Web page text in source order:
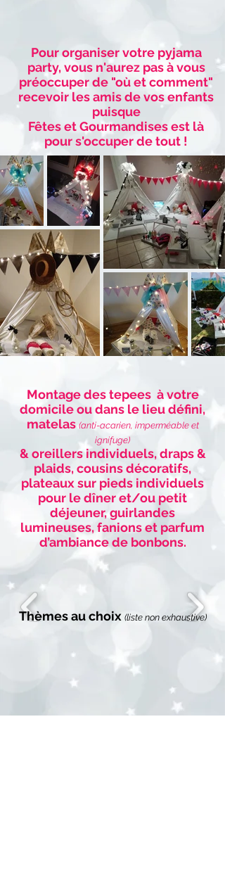
Pour organiser votre pyjama
party, vous n'aurez pas à vous
préoccuper de "où et comment"
recevoir les amisde vos enfants
puisque
Fêtes et Gourmandisesest là
pour s'occuper de tout !
Montage des tepees à votre
domicile ou dans le lieu défini,
matelas(anti-acarien, imperméable et
ignifuge)
& oreillers individuels, draps &
plaids, cousins décoratifs,
plateaux sur pieds individuels
pour le dîner et/ou petit
déjeuner, guirlandes
lumineuses, fanions et parfum
d’ambiance de bonbons.
Thèmes au choix (liste non exhaustive)